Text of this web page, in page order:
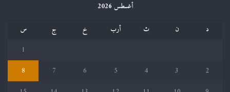
أغسطس 2026
د
ن ث أرب خ ج
س
1
2
3
4
5
6
7
8